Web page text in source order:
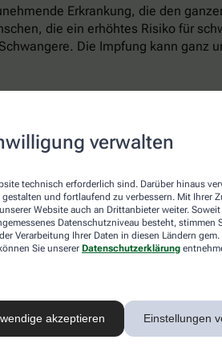
verwalten
technisch erforderlich sind. Darüber hinaus
und fortlaufend zu verbessern. Mit Ihrer
Website auch an Drittanbieter weiter. Soweit
Datenschutzniveau besteht, stimmen
Verarbeitung Ihrer Daten in diesen Ländern
Sie unserer Datenschutzerklärung
akzeptieren Einstellungen
Erkrankung, die den
die ein erhöhtes Risiko für
Die Impfung kann ganz
den Körper eindringen, ist im
der renommierten Harvard
und Atemwegserkrankungen
normalerweise
Bläschen enthalten unter
Bakterien andocken, anstatt sich
EVs aus als bei wärmeren
der oberen Atemwege
nur den Kontakt mit